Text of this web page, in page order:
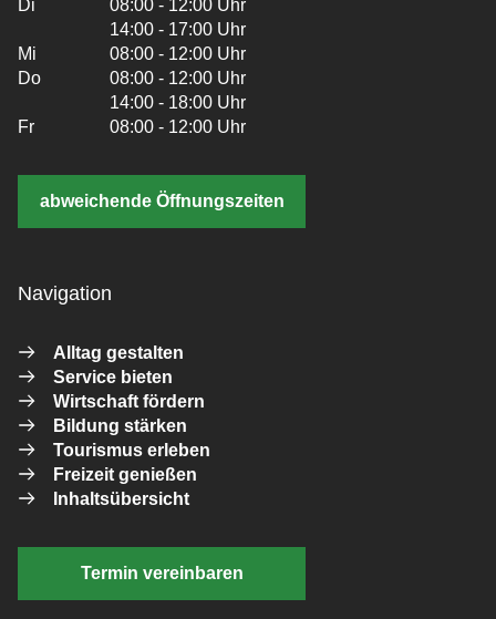
Di
08:00 - 12:00 Uhr
14:00 - 17:00 Uhr
Mi
08:00 - 12:00 Uhr
Do
08:00 - 12:00 Uhr
14:00 - 18:00 Uhr
Fr
08:00 - 12:00 Uhr
abweichende Öffnungszeiten
Navigation
Alltag gestalten
Service bieten
Wirtschaft fördern
Bildung stärken
Tourismus erleben
Freizeit genießen
Inhaltsübersicht
Termin vereinbaren